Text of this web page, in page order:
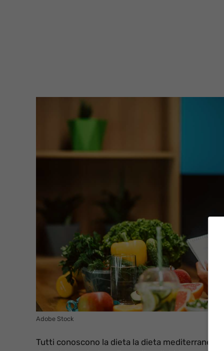
Adobe Stock
Tutti conoscono la dieta la dieta mediterranea.